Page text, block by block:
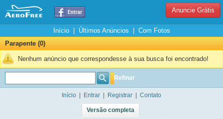
Anuncie Grátis
Início| Últimos Anúncios
Com Fotos
Parapente (0)
Nenhum anúncio que correspondesse à sua busca foi encontrado!
Refinar
Início Entrar Registrar Contato
Versão completa